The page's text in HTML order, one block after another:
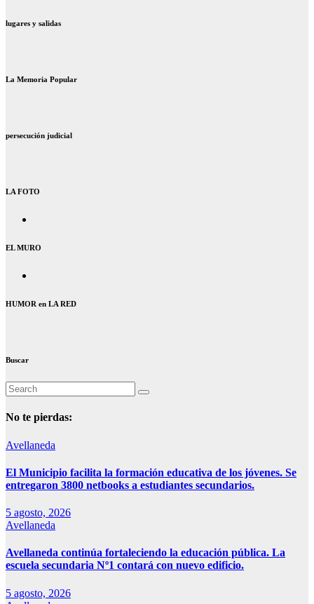
lugares y salidas
La Memoria Popular
persecución judicial
LA FOTO
EL MURO
HUMOR en LA RED
Buscar
No te pierdas:
Avellaneda
El Municipio facilita la formación educativa de los jóvenes. Se
entregaron 3800 netbooks a estudiantes secundarios.
5 agosto, 2026
Avellaneda
Avellaneda continúa fortaleciendo la educación pública. La
escuela secundaria Nº1 contará con nuevo edificio.
5 agosto, 2026